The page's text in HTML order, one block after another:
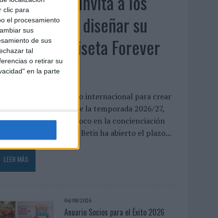
clic para
el procesamiento
sus
de sus
tal
o retirar su
en la parte
a diseñar su
camiseta Forever
club abre un concurso internacional para crear
equipación especial de la temporada 2026/27,
volverá a poner el foco en la concienciación
El Real Betis ha abierto el plazo...
LEER MÁS
04/08/2026
Anuario Socios para el Éxito 2026